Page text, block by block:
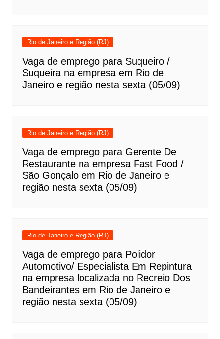
Rio de Janeiro e Região (RJ)
Vaga de emprego para Suqueiro /
Suqueira na empresa em Rio de
Janeiro e região nesta sexta (05/09)
Rio de Janeiro e Região (RJ)
Vaga de emprego para Gerente De
Restaurante na empresa Fast Food /
São Gonçalo em Rio de Janeiro e
região nesta sexta (05/09)
Rio de Janeiro e Região (RJ)
Vaga de emprego para Polidor
Automotivo/ Especialista Em Repintura
na empresa localizada no Recreio Dos
Bandeirantes em Rio de Janeiro e
região nesta sexta (05/09)